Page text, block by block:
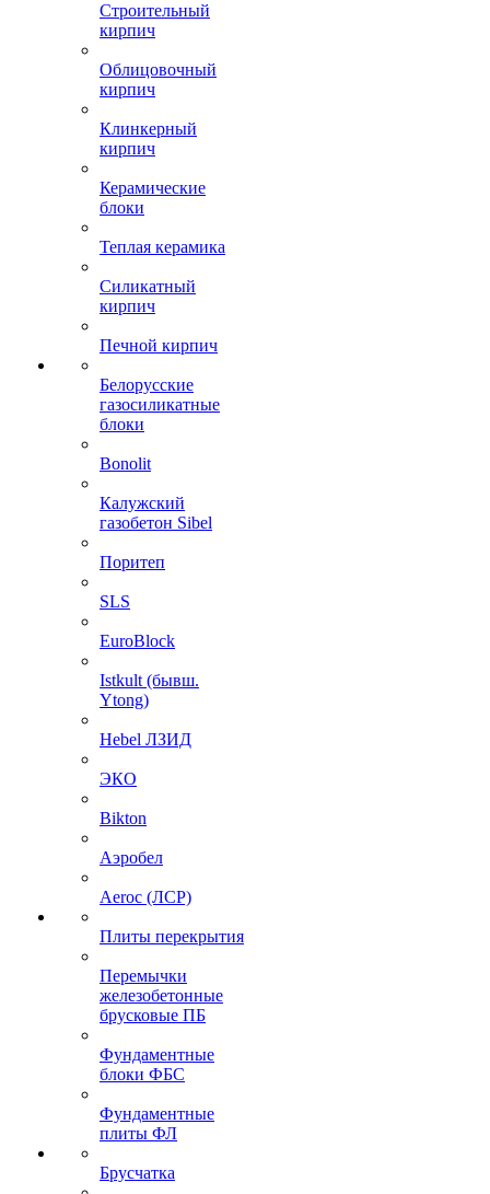
Строительный
кирпич
Облицовочный
кирпич
Клинкерный
кирпич
Керамические
блоки
Теплая керамика
Силикатный
кирпич
Печной кирпич
Белорусские
газосиликатные
блоки
Bonolit
Калужский
газобетон Sibel
Поритеп
SLS
EuroBlock
Istkult (бывш.
Ytong)
Hebel ЛЗИД
ЭКО
Bikton
Аэробел
Aeroc (ЛСР)
Плиты перекрытия
Перемычки
железобетонные
брусковые ПБ
Фундаментные
блоки ФБС
Фундаментные
плиты ФЛ
Брусчатка